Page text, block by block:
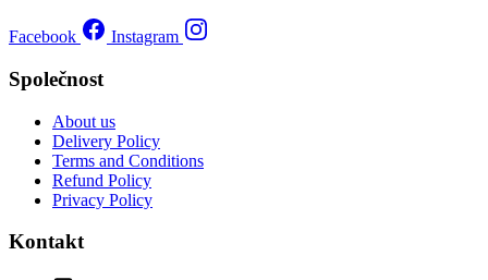
Facebook Instagram
Společnost
About us
Delivery Policy
Terms and Conditions
Refund Policy
Privacy Policy
Kontakt